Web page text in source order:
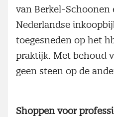
van Berkel-Schoonen
Nederlandse
toegesneden op het
praktijk. Met behoud
geen steen op de
Shoppen voor